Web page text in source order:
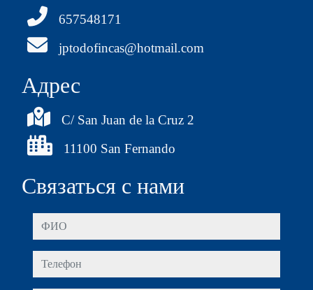
657548171
jptodofincas@hotmail.com
Aдрес
C/ San Juan de la Cruz 2
11100 San Fernando
Связаться с нами
ФИО
Телефон